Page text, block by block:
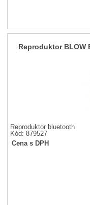
Reproduktor BLOW
Reproduktor bluetooth
Kód: 879527
Cena s DPH